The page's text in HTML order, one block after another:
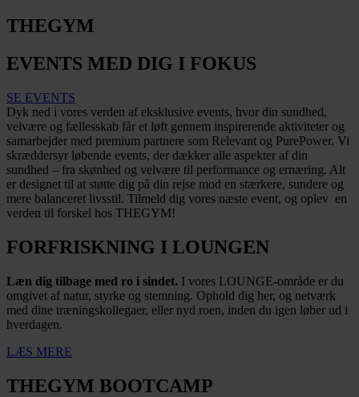
THEGYM
EVENTS MED DIG I FOKUS
SE EVENTS
Dyk ned i vores verden af eksklusive events, hvor din sundhed,
velvære og fællesskab får et løft gennem inspirerende aktiviteter og
samarbejder med premium partnere som Relevant og PurePower. Vi
skræddersyr løbende events, der dækker alle aspekter af din
sundhed – fra skønhed og velvære til performance og ernæring. Alt
er designet til at støtte dig på din rejse mod en stærkere, sundere og
mere balanceret livsstil. Tilmeld dig vores næste event, og oplev en
verden til forskel hos THEGYM!
FORFRISKNING I LOUNGEN
Læn dig tilbage med ro i sindet. I vores LOUNGE-område er du
omgivet af natur, styrke og stemning. Ophold dig her, og netværk
med dine træningskollegaer, eller nyd roen, inden du igen løber ud i
hverdagen.
LÆS MERE
THEGYM BOOTCAMP